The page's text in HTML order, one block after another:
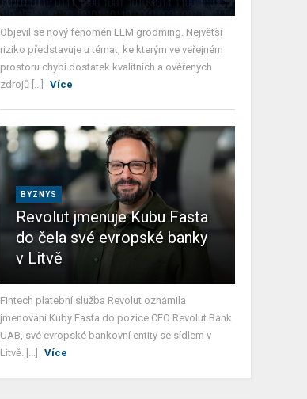
Objevil se nový fenomén LLM grooming. Největší
riziko představuje u témat, ke kterým ve veřejném
prostoru chybí dostatek kvalitních a ověřených
zdrojů [...]
Více
BYZNYS
Revolut jmenuje Kubu Fasta
do čela své evropské banky
v Litvě
Fintech platební služba Revolut oznámila
jmenování Kuby Fasta do pozice CEO Revolut Bank
UAB, své evropské bankovní entity se sídlem v
Litvě. [...]
Více